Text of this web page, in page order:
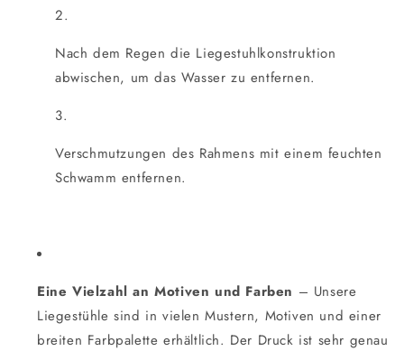
Nach dem Regen die Liegestuhlkonstruktion
abwischen, um das Wasser zu entfernen.
Verschmutzungen des Rahmens mit einem feuchten
Schwamm entfernen.
Eine Vielzahl an Motiven und Farben – Unsere
Liegestühle sind in vielen Mustern, Motiven und einer
breiten Farbpalette erhältlich. Der Druck ist sehr genau